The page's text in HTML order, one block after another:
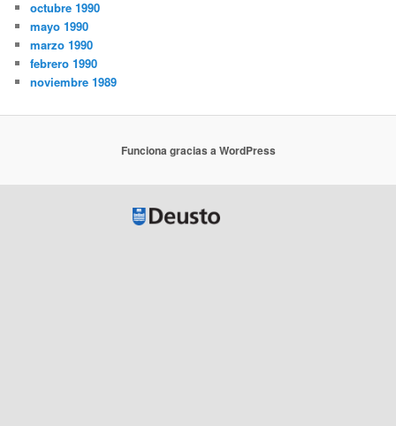
octubre 1990
mayo 1990
marzo 1990
febrero 1990
noviembre 1989
Funciona gracias a WordPress